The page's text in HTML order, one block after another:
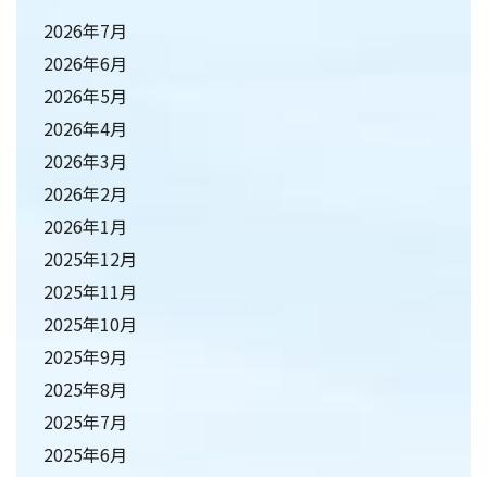
2026年7月
2026年6月
2026年5月
2026年4月
2026年3月
2026年2月
2026年1月
2025年12月
2025年11月
2025年10月
2025年9月
2025年8月
2025年7月
2025年6月